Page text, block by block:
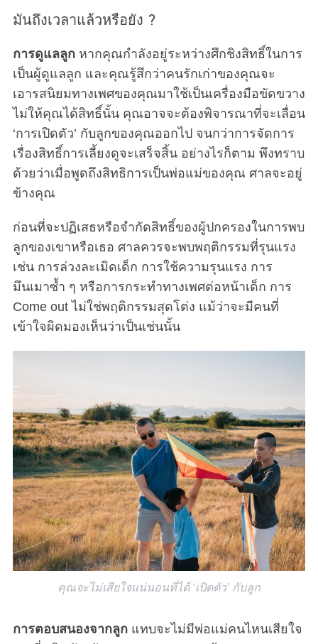
มันถึงเวลาแล้วหรือยัง ?
การดูแลลูก หากคุณกำลังอยู่ระหว่างศึกชิงสิทธิ์ในการ
เป็นผู้ดูแลลูก และคุณรู้สึกว่าคนรักเก่าของคุณจะ
เอารสนิยมทางเพศของคุณมาใช้เป็นเครื่องมือขัดขวาง
ไม่ให้คุณได้สิทธิ์นั้น คุณอาจจะต้องพิจารณาที่จะเลื่อน
‘การเปิดตัว’ กับลูกของคุณออกไป จนกว่าการจัดการ
เรื่องสิทธิ์การเลี้ยงดูจะเสร็จสิ้น อย่างไรก็ตาม พึงทราบ
ด้วยว่าเมื่อพูดถึงสิทธิการเป็นพ่อแม่ของคุณ ศาลจะอยู่
ข้างคุณ
ก่อนที่จะปฏิเสธหรือจำกัดสิทธิ์ของผู้ปกครองในการพบ
ลูกของเขาหรือเธอ ศาลควรจะพบพฤติกรรมที่รุนแรง
เช่น การล่วงละเมิดเด็ก การใช้ความรุนแรง การ
มึนเมาซ้ำ ๆ หรือการกระทำทางเพศต่อหน้าเด็ก การ
Come out ไม่ใช่พฤติกรรมสุดโต่ง แม้ว่าจะมีคนที่
เข้าใจผิดมองเห็นว่าเป็นเช่นนั้น
คุณจะไม่เสียใจแน่นอนที่ได้ ‘เปิดตัว’ กับลูก
การตอบสนองจากลูกแทบจะไม่มีพ่อแม่คนไหนเสียใจ